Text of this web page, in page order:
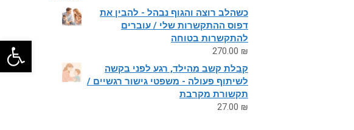
כשהלב רוצה והגוף נבהל - להבין את
דפוס ההתקשרות שלי / עוברים
להתקשרות בטוחה
270.00 ₪
קבלת קשב מהילד, רגע לפני בקשה
לשיתוף פעולה - משפטי גישור רגשיים /
תקשורת מקרבת
27.00 ₪